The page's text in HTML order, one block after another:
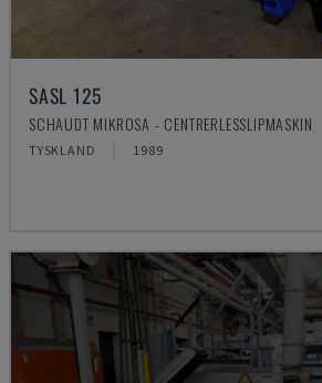
SASL 125
SCHAUDT MIKROSA - CENTRERLESSLIPMASKIN
TYSKLAND 1989